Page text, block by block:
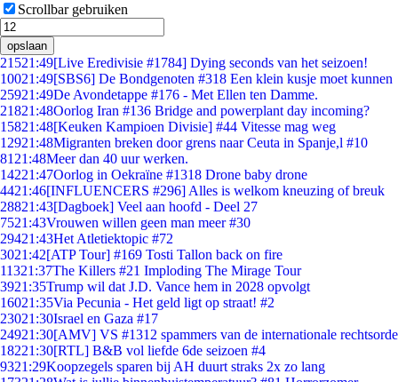
Scrollbar gebruiken
opslaan
21521:49[Live Eredivisie #1784] Dying seconds van het seizoen!
10021:49[SBS6] De Bondgenoten #318 Een klein kusje moet kunnen
25921:49De Avondetappe #176 - Met Ellen ten Damme.
21821:48Oorlog Iran #136 Bridge and powerplant day incoming?
15821:48[Keuken Kampioen Divisie] #44 Vitesse mag weg
12921:48Migranten breken door grens naar Ceuta in Spanje,l #10
81 21:48Meer dan 40 uur werken.
14221:47Oorlog in Oekraïne #1318 Drone baby drone
4421:46[INFLUENCERS #296] Alles is welkom kneuzing of breuk
28821:43[Dagboek] Veel aan hoofd - Deel 27
7521:43Vrouwen willen geen man meer #30
29421:43Het Atletiektopic #72
3021:42[ATP Tour] #169 Tosti Tallon back on fire
11321:37The Killers #21 Imploding The Mirage Tour
3921:35Trump wil dat J.D. Vance hem in 2028 opvolgt
16021:35Via Pecunia - Het geld ligt op straat! #2
23021:30Israel en Gaza #17
24921:30[AMV] VS #1312 spammers van de internationale rechtsorde
18221:30[RTL] B&B vol liefde 6de seizoen #4
9321:29Koopzegels sparen bij AH duurt straks 2x zo lang